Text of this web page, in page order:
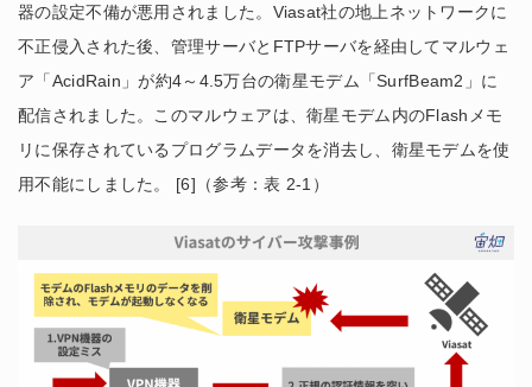
器の設定不備が悪用されました。Viasat社の地上ネットワークに
不正侵入された後、管理サーバとFTPサーバを経由してマルウェ
ア「AcidRain」が約4～4.5万台の衛星モデム「SurfBeam2」に
配信されました。このマルウェアは、衛星モデム内のFlashメモ
リに保存されているプログラムデータを消去し、衛星モデムを使
用不能にしました。 [6]（参考：表 2-1）